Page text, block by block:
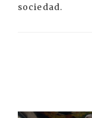
sociedad.